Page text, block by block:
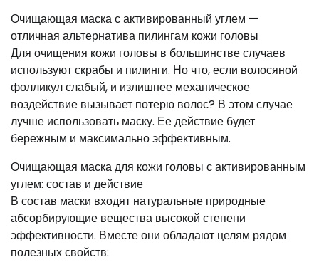
Очищающая маска с активированный углем —
отличная альтернатива пилингам кожи головы
Для очищения кожи головы в большинстве случаев
используют скрабы и пилинги. Но что, если волосяной
фолликул слабый, и излишнее механическое
воздействие вызывает потерю волос? В этом случае
лучше использовать маску. Ее действие будет
бережным и максимально эффективным.
Очищающая маска для кожи головы с активированным
углем: состав и действие
В состав маски входят натуральные природные
абсорбирующие вещества высокой степени
эффективности. Вместе они обладают целям рядом
полезных свойств: